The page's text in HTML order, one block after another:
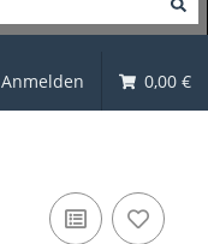
Anmelden 0,00 €